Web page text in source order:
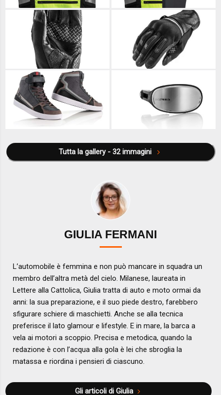
Tutta la gallery - 32 immagini
GIULIA FERMANI
L’automobile è femmina e non può mancare in squadra un
membro dell’altra metà del cielo. Milanese, laureata in
Lettere alla Cattolica, Giulia tratta di auto e moto ormai da
anni: la sua preparazione, e il suo piede destro, farebbero
sfigurare schiere di maschietti. Anche se alla tecnica
preferisce il lato glamour e lifestyle. E in mare, la barca a
vela ai motori a scoppio. Precisa e metodica, quando la
redazione è con l’acqua alla gola è lei che sbroglia la
matassa e riordina i pensieri di ciascuno.
Gli articoli di Giulia